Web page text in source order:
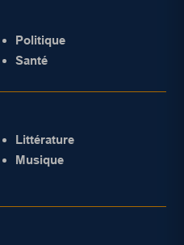
Politique
Santé
Littérature
Musique